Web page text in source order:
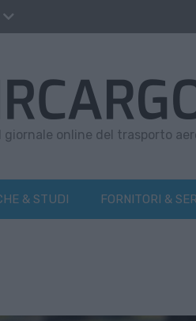
giornale online del trasporto
& STUDI FORNITORI &